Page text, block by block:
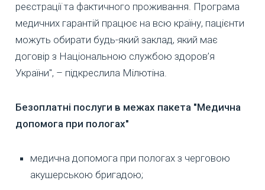
реєстрації та фактичного проживання. Програма
медичних гарантій працює на всю країну, пацієнти
можуть обирати будь-який заклад, який має
договір з Національною службою здоров’я
України", – підкреслила Мілютіна.
Безоплатні послуги в межах пакета "Медична
допомога при пологах"
медична допомога при пологах з черговою
акушерською бригадою;